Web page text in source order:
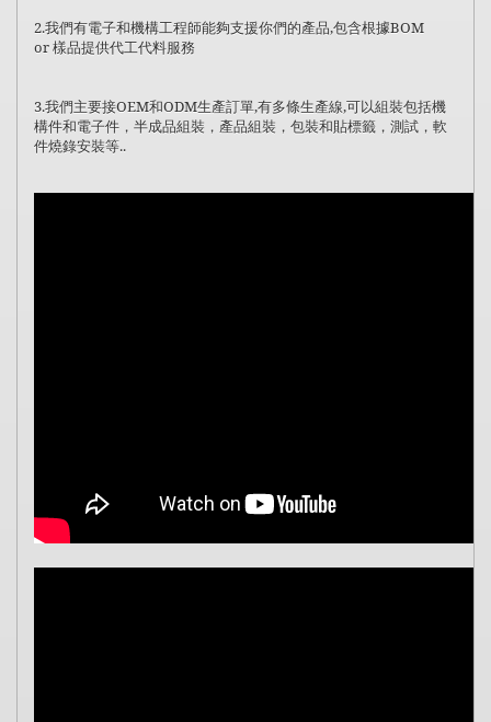
2.我們有電子和機構工程師能夠支援你們的產品,包含根據BOM
or樣品提供代工代料服務
3.我們主要接OEM和ODM生產訂單,有多條生產線,可以組裝包括機
構件和電子件，半成品組裝，產品組裝，包裝和貼標籤，測試，軟
件燒錄安裝等..